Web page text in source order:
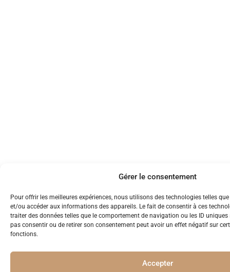
Gérer le consentement
Pour offrir les meilleures expériences, nous utilisons des technologies telles
et/ou accéder aux informations des appareils. Le fait de consentir à ces
traiter des données telles que le comportement de navigation ou les ID uniques
pas consentir ou de retirer son consentement peut avoir un effet négatif sur
fonctions.
Accepter